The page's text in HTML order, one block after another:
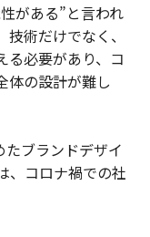
がある”と言われ
術だけでなく、
る必要があり、コ
体の設計が難し
たブランドデザイ
、コロナ禍での社